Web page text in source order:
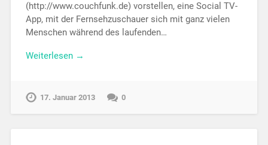
(http://www.couchfunk.de) vorstellen, eine Social TV-
App, mit der Fernsehzuschauer sich mit ganz vielen
Menschen während des laufenden…
Weiterlesen →
17. Januar 2013 0